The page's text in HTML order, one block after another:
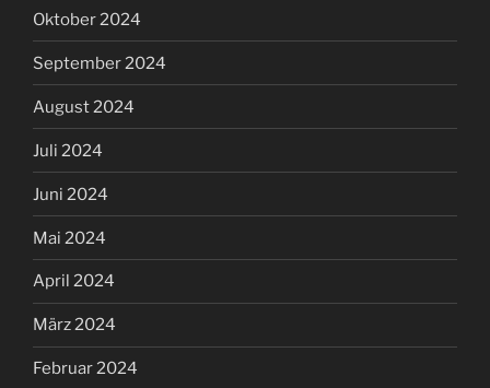
Oktober 2024
September 2024
August 2024
Juli 2024
Juni 2024
Mai 2024
April 2024
März 2024
Februar 2024